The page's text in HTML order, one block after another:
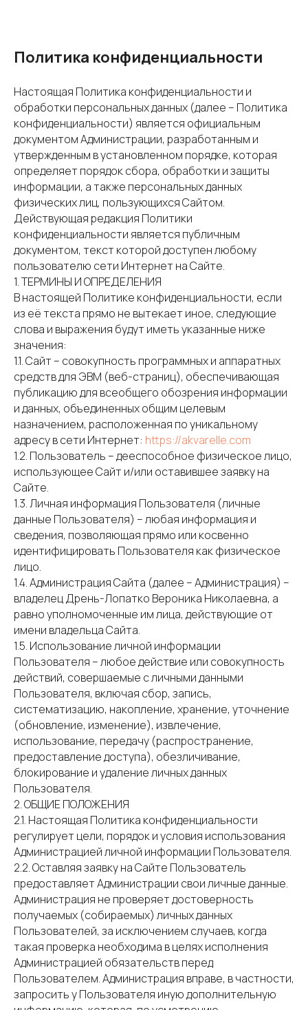
Политика конфиденциальности
Настоящая Политика конфиденциальности и
обработки персональных данных (далее – Политика
конфиденциальности) является официальным
документом Администрации, разработанным и
утвержденным в установленном порядке, которая
определяет порядок сбора, обработки и защиты
информации, а также персональных данных
физических лиц, пользующихся Сайтом.
Действующая редакция Политики
конфиденциальности является публичным
документом, текст которой доступен любому
пользователю сети Интернет на Сайте.
1. ТЕРМИНЫ И ОПРЕДЕЛЕНИЯ
В настоящей Политике конфиденциальности, если
из её текста прямо не вытекает иное, следующие
слова и выражения будут иметь указанные ниже
значения:
1.1. Сайт – совокупность программных и аппаратных
средств для ЭВМ (веб-страниц), обеспечивающая
публикацию для всеобщего обозрения информации
и данных, объединенных общим целевым
назначением, расположенная по уникальному
адресу в сети Интернет: https://akvarelle.com
1.2. Пользователь – дееспособное физическое лицо,
использующее Сайт и/или оставившее заявку на
Сайте.
1.3. Личная информация Пользователя (личные
данные Пользователя) – любая информация и
сведения, позволяющая прямо или косвенно
идентифицировать Пользователя как физическое
лицо.
1.4. Администрация Сайта (далее – Администрация) –
владелец Дрень-Лопатко Вероника Николаевна, а
равно уполномоченные им лица, действующие от
имени владельца Сайта.
1.5. Использование личной информации
Пользователя – любое действие или совокупность
действий, совершаемые с личными данными
Пользователя, включая сбор, запись,
систематизацию, накопление, хранение, уточнение
(обновление, изменение), извлечение,
использование, передачу (распространение,
предоставление доступа), обезличивание,
блокирование и удаление личных данных
Пользователя.
2. ОБЩИЕ ПОЛОЖЕНИЯ
2.1. Настоящая Политика конфиденциальности
регулирует цели, порядок и условия использования
Администрацией личной информации Пользователя.
2.2. Оставляя заявку на Сайте Пользователь
предоставляет Администрации свои личные данные.
Администрация не проверяет достоверность
получаемых (собираемых) личных данных
Пользователей, за исключением случаев, когда
такая проверка необходима в целях исполнения
Администрацией обязательств перед
Пользователем. Администрация вправе, в частности,
запросить у Пользователя иную дополнительную